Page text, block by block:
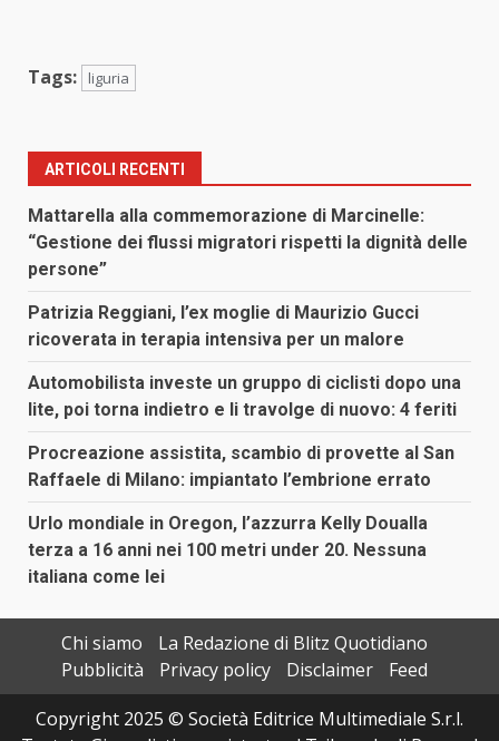
Tags: liguria
ARTICOLI RECENTI
Mattarella alla commemorazione di Marcinelle:
“Gestione dei flussi migratori rispetti la dignità delle
persone”
Patrizia Reggiani, l’ex moglie di Maurizio Gucci
ricoverata in terapia intensiva per un malore
Automobilista investe un gruppo di ciclisti dopo una
lite, poi torna indietro e li travolge di nuovo: 4 feriti
Procreazione assistita, scambio di provette al San
Raffaele di Milano: impiantato l’embrione errato
Urlo mondiale in Oregon, l’azzurra Kelly Doualla
terza a 16 anni nei 100 metri under 20. Nessuna
italiana come lei
Chi siamo
La Redazione di Blitz Quotidiano
Pubblicità
Privacy policy Disclaimer
Feed
Copyright 2025 © Società Editrice Multimediale S.r.l.